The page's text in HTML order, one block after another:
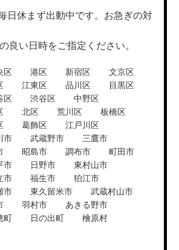
日休まず出動中です。お急ぎの対
良い日時をご指定ください。
区 港区 新宿区
文京区
江東区 品川区
目黒区
区 渋谷区
中野区
北区 荒川区
板橋区
葛飾区
江戸川区
市 武蔵野市
三鷹市
昭島市 調布市
町田市
市 日野市
東村山市
市 福生市
狛江市
市 東久留米市
武蔵村山市
羽村市
あきる野市
町 日の出町
檜原村